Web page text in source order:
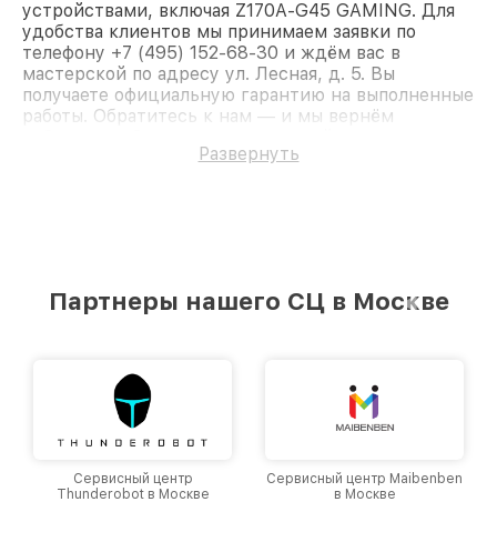
устройствами, включая Z170A-G45 GAMING. Для
удобства клиентов мы принимаем заявки по
телефону +7 (495) 152-68-30 и ждём вас в
мастерской по адресу ул. Лесная, д. 5. Вы
получаете официальную гарантию на выполненные
работы. Обратитесь к нам — и мы вернём
Развернуть
Партнеры нашего СЦ в Москве
Сервисный центр
Thunderobot в Москве
Сервисный центр Maibenben
в Москве